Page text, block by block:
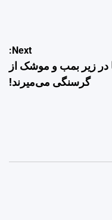
Next:
در زیر بمب و موشک از
گرسنگی می‌میرند!